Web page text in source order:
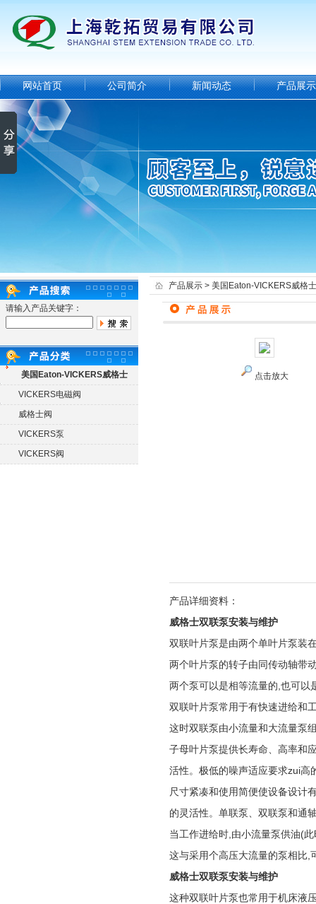
网站首页 公司简介 新闻动态 产品展示
请输入产品关键字：
美国Eaton-VICKERS威格士
VICKERS电磁阀
威格士阀
VICKERS泵
VICKERS阀
产品展示 > 美国Eaton-VICKERS威格士
点击放大
产品详细资料：
威格士双联泵安装与维护
双联叶片泵是由两个单叶片泵装
两个叶片泵的转子由同传动轴带
两个泵可以是相等流量的,也可以
双联叶片泵常用于有快速进给和
这时双联泵由小流量和大流量泵
子母叶片泵提供长寿命、高率和
活性。极低的噪声适应要求zui高
尺寸紧凑和使用简便使设备设计
的灵活性。单联泵、双联泵和通
当工作进给时,由小流量泵供油(
这与采用个高压大流量的泵相比,
威格士双联泵安装与维护
这种双联叶片泵也常用于机床液